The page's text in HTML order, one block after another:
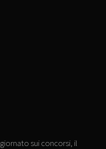
sui concorsi, il